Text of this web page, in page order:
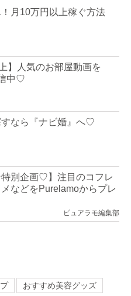
月10万円以上稼ぐ方法
】人気のお部屋動画を
中♡
なら『ナビ婚』へ♡
特別企画♡】注目のコフレ
などをPurelamoからプレ
ピュアラモ編集部
おすすめ美容グッズ